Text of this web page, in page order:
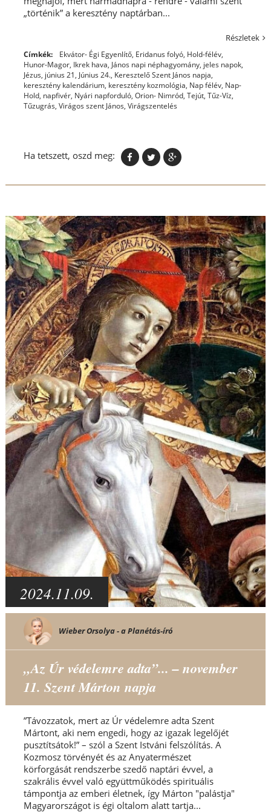
„történik” a keresztény naptárban...
Részletek
Címkék: Ekvátor- Égi Egyenlítő, Eridanus folyó, Hold-félév,
Hunor-Magor, Ikrek hava, János napi néphagyomány, jeles napok,
Jézus, június 21, Június 24., Keresztelő Szent János napja,
keresztény kalendárium, keresztény kozmológia, Nap félév, Nap-
Hold, napfivér, Nyári napforduló, Orion- Nimród, Tejút, Tűz-Víz,
Tűzugrás, Virágos szent János, Virágszentelés
Ha tetszett, oszd meg:
2024.11.09.
Wieber Orsolya - a Planétás-író
„Az Úr védelemre adta”... – november
11. Szent Márton napja
”Távozzatok, mert az Úr védelemre adta Szent
Mártont, aki nem engedi, hogy az igazak legelőjét
pusztítsátok!” – szól a Szent Istváni felszólítás. A
Kozmosz törvényét és az Anyatermészet
körforgását rendszerbe szedő naptári évvel, a
szakrális évvel való együttműködés spirituális
támpontja az emberi életnek, így Márton "palástja"
Magyarországot is égi oltalom alatt tartja...